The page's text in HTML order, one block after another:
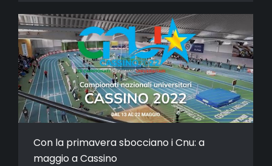
Con la primavera sbocciano i Cnu: a
maggio a Cassino